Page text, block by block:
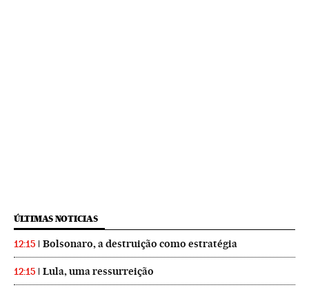
ÚLTIMAS NOTICIAS
12:15 Bolsonaro, a destruição como estratégia
12:15 Lula, uma ressurreição